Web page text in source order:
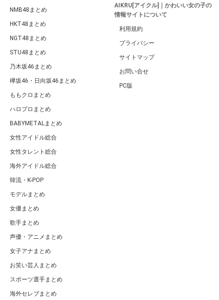
NMB48まとめ
HKT48まとめ
NGT48まとめ
STU48まとめ
乃木坂46まとめ
欅坂46・日向坂46まとめ
ももクロまとめ
ハロプロまとめ
BABYMETALまとめ
女性アイドル総合
女性タレント総合
海外アイドル総合
韓流・K-POP
モデルまとめ
女優まとめ
歌手まとめ
声優・アニメまとめ
女子アナまとめ
お笑い芸人まとめ
スポーツ選手まとめ
海外セレブまとめ
AIKRU[アイクル]｜かわいい女の子の
情報サイトについて
利用規約
プライバシー
サイトマップ
お問い合せ
PC版